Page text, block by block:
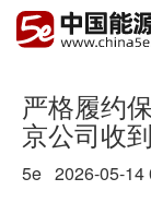
严格履约
京公司收
5e 2026-05-14